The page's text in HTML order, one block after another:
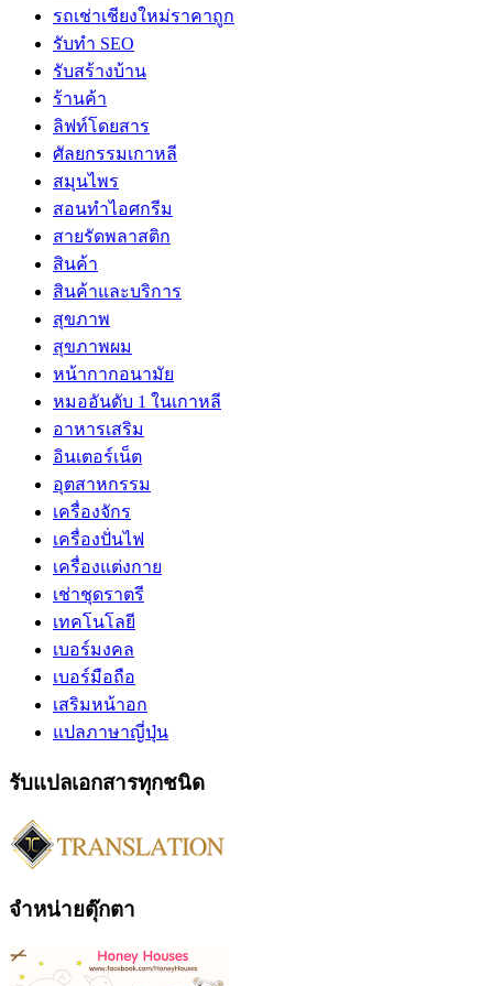
รถเช่าเชียงใหม่ราคาถูก
รับทำ SEO
รับสร้างบ้าน
ร้านค้า
ลิฟท์โดยสาร
ศัลยกรรมเกาหลี
สมุนไพร
สอนทำไอศกรีม
สายรัดพลาสติก
สินค้า
สินค้าและบริการ
สุขภาพ
สุขภาพผม
หน้ากากอนามัย
หมออันดับ 1 ในเกาหลี
อาหารเสริม
อินเตอร์เน็ต
อุตสาหกรรม
เครื่องจักร
เครื่องปั่นไฟ
เครื่องแต่งกาย
เช่าชุดราตรี
เทคโนโลยี
เบอร์มงคล
เบอร์มือถือ
เสริมหน้าอก
แปลภาษาญี่ปุ่น
รับแปลเอกสารทุกชนิด
จำหน่ายตุ๊กตา